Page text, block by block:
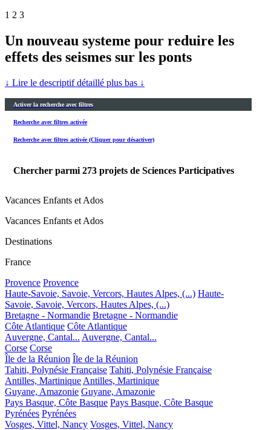
1 2 3
Un nouveau systeme pour reduire les
effets des seismes sur les ponts
↓ Lire le descriptif détaillé plus bas ↓
Activer la recherche avec filtres
Recherche avec filtres activée
Recherche avec filtres activée (Cliquer pour désactiver)
Chercher parmi 273 projets de Sciences Participatives
Vacances Enfants et Ados
Vacances Enfants et Ados
Destinations
France
Provence Provence
Haute-Savoie, Savoie, Vercors, Hautes Alpes, (...) Haute-
Savoie, Savoie, Vercors, Hautes Alpes, (...)
Bretagne - Normandie Bretagne - Normandie
Côte Atlantique Côte Atlantique
Auvergne, Cantal... Auvergne, Cantal...
Corse Corse
Île de la Réunion Île de la Réunion
Tahiti, Polynésie Française Tahiti, Polynésie Française
Antilles, Martinique Antilles, Martinique
Guyane, Amazonie Guyane, Amazonie
Pays Basque, Côte Basque Pays Basque, Côte Basque
Pyrénées Pyrénées
Vosges, Vittel, Nancy Vosges, Vittel, Nancy